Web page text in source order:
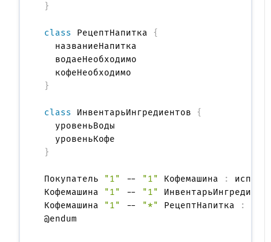
}
class РецептНапитка {
  названиеНапитка
  водаеНеобходимо
}
class ИнвентарьИнгредиентов {
  уровеньВоды
}
Покупатель "1" -- "1" Кофемашина :
Кофемашина
"1" -- "1"
Кофемашина
"1" -- "*" РецептНапитка :